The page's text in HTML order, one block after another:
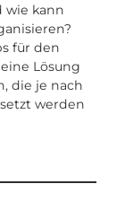
wie kann
für den
Lösung
die je nach
werden